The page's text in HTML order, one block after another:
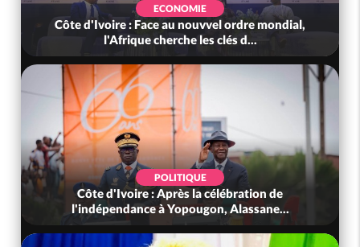
ECONOMIE
Côte d'Ivoire : Face au nouvvel ordre mondial,
l'Afrique cherche les clés d...
POLITIQUE
Côte d'Ivoire : Après la célébration de
l'indépendance à Yopougon, Alassane...